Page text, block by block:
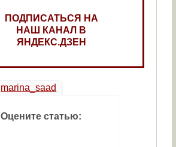
ПОДПИСАТЬСЯ НА
НАШ КАНАЛ В
ЯНДЕКС.ДЗЕН
marina_saad
Оцените статью: